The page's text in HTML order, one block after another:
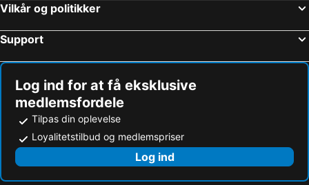
Vilkår og politikker
Support
Log ind for at få eksklusive
medlemsfordele
Tilpas din oplevelse
Loyalitetstilbud og medlemspriser
Log ind